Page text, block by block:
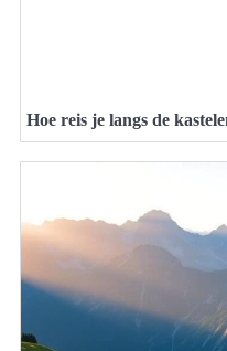
Hoe reis je langs de